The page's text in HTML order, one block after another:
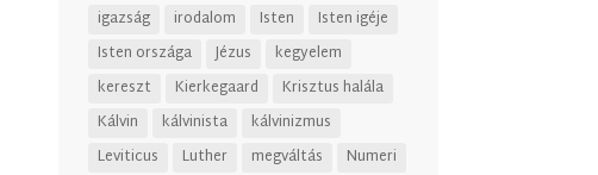
igazság
irodalom Isten
Isten igéje
Isten országa
Jézus
kegyelem
kereszt
Kierkegaard
Krisztus halála
Kálvin
kálvinista
kálvinizmus
Leviticus
Luther megváltás Numeri